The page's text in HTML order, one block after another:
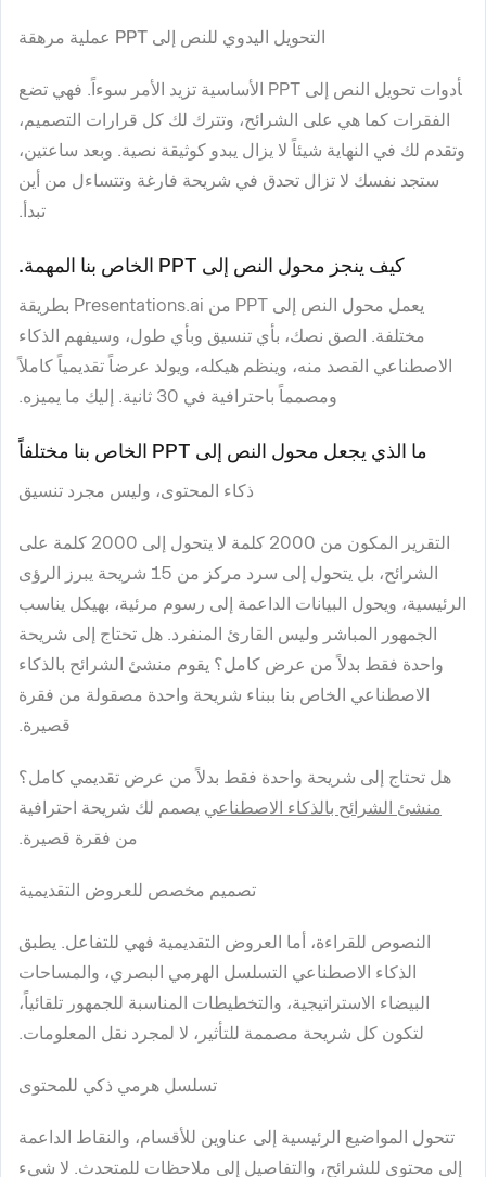
التحويل اليدوي للنص إلى PPT عملية مرهقة
أدوات تحويل النص إلى PPT الأساسية تزيد الأمر سوءاً. فهي تضع
الفقرات كما هي على الشرائح، وتترك لك كل قرارات التصميم،
وتقدم لك في النهاية شيئاً لا يزال يبدو كوثيقة نصية. وبعد ساعتين،
ستجد نفسك لا تزال تحدق في شريحة فارغة وتتساءل من أين
تبدأ.
كيف ينجز محول النص إلى PPT الخاص بنا المهمة.
يعمل محول النص إلى PPT من Presentations.ai بطريقة
مختلفة. الصق نصك، بأي تنسيق وبأي طول، وسيفهم الذكاء
الاصطناعي القصد منه، وينظم هيكله، ويولد عرضاً تقديمياً كاملاً
ومصمماً باحترافية في 30 ثانية. إليك ما يميزه.
ما الذي يجعل محول النص إلى PPT الخاص بنا مختلفاً
ذكاء المحتوى، وليس مجرد تنسيق
التقرير المكون من 2000 كلمة لا يتحول إلى 2000 كلمة على
الشرائح، بل يتحول إلى سرد مركز من 15 شريحة يبرز الرؤى
الرئيسية، ويحول البيانات الداعمة إلى رسوم مرئية، بهيكل يناسب
الجمهور المباشر وليس القارئ المنفرد. هل تحتاج إلى شريحة
واحدة فقط بدلاً من عرض كامل؟ يقوم منشئ الشرائح بالذكاء
الاصطناعي الخاص بنا ببناء شريحة واحدة مصقولة من فقرة
قصيرة.
هل تحتاج إلى شريحة واحدة فقط بدلاً من عرض تقديمي كامل؟
منشئ الشرائح بالذكاء الاصطناعي يصمم لك شريحة احترافية
من فقرة قصيرة.
تصميم مخصص للعروض التقديمية
النصوص للقراءة، أما العروض التقديمية فهي للتفاعل. يطبق
الذكاء الاصطناعي التسلسل الهرمي البصري، والمساحات
البيضاء الاستراتيجية، والتخطيطات المناسبة للجمهور تلقائياً،
لتكون كل شريحة مصممة للتأثير، لا لمجرد نقل المعلومات.
تسلسل هرمي ذكي للمحتوى
تتحول المواضيع الرئيسية إلى عناوين للأقسام، والنقاط الداعمة
إلى محتوى للشرائح، والتفاصيل إلى ملاحظات للمتحدث. لا شيء